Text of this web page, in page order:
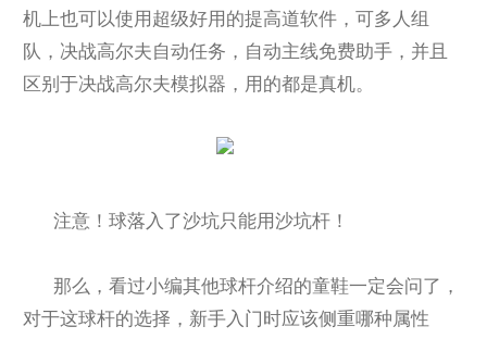
机上也可以使用超级好用的提高道软件，可多人组
队，决战高尔夫自动任务，自动主线免费助手，并且
区别于决战高尔夫模拟器，用的都是真机。
注意！球落入了沙坑只能用沙坑杆！
那么，看过小编其他球杆介绍的童鞋一定会问了，
对于这球杆的选择，新手入门时应该侧重哪种属性